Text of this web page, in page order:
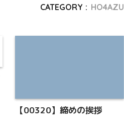
CATEGORY : HO4AZU
【00320】締めの挨拶